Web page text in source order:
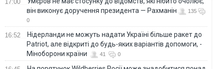
17:00
він виконує доручення президента — Рахманін
135
0
16:52
Нідерланди не можуть надати Україні більше ракет до
Patriot, але відкриті до будь-яких варіантів допомоги, -
Міноборони країни
41 0